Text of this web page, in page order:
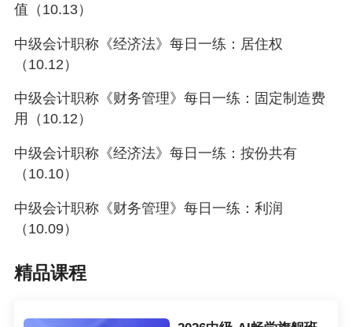
值（10.13）
中级会计职称《经济法》每日一练：居住权
（10.12）
中级会计职称《财务管理》每日一练：固定制造费
用（10.12）
中级会计职称《经济法》每日一练：按份共有
（10.10）
中级会计职称《财务管理》每日一练：利润
（10.09）
精品课程